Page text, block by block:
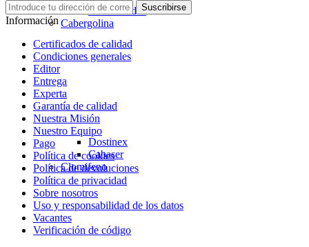
Aminoácidos
Cabergolina
Dostinex
Cabaser
Clomifeno
Suscribirse
Información
Certificados de calidad
Condiciones generales
Editor
Entrega
Experta
Garantía de calidad
Nuestra Misión
Nuestro Equipo
Pago
Política de cookies
Política de devoluciones
Política de privacidad
Sobre nosotros
Uso y responsabilidad de los datos
Vacantes
Verificación de código